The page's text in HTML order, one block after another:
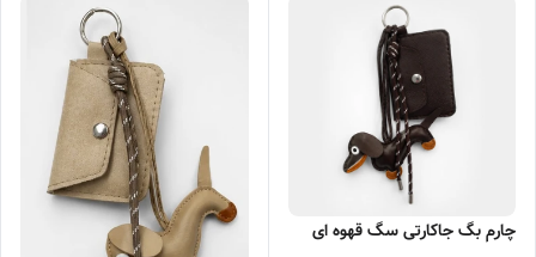
چارم بگ جاکارتی سگ قهوه ای